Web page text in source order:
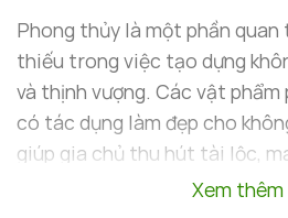
Phong thủy là một phần
thiếu trong việc tạo dựng
và thịnh vượng. Các vật
có tác dụng làm đẹp cho
giúp gia chủ thu hút tài lộc,
đình khỏi các yếu tố tiêu cực.
Xem thêm